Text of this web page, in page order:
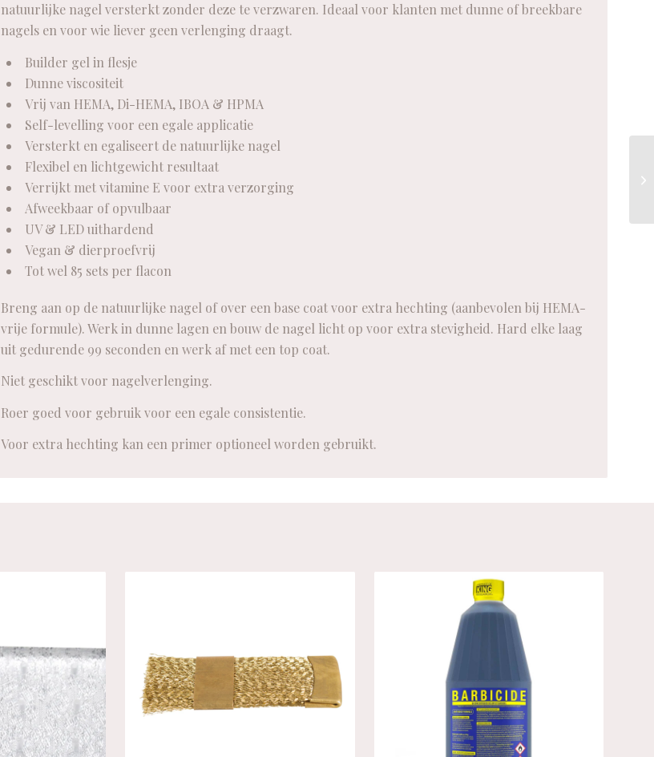
natuurlijke nagel versterkt zonder deze te verzwaren. Ideaal voor klanten met dunne of breekbare
nagels en voor wie liever geen verlenging draagt.
Builder gel in flesje
Dunne viscositeit
Vrij van HEMA, Di-HEMA, IBOA & HPMA
Self-levelling voor een egale applicatie
Versterkt en egaliseert de natuurlijke nagel
Flexibel en lichtgewicht resultaat
Verrijkt met vitamine E voor extra verzorging
Afweekbaar of opvulbaar
UV & LED uithardend
Vegan & dierproefvrij
Tot wel 85 sets per flacon
Breng aan op de natuurlijke nagel of over een base coat voor extra hechting (aanbevolen bij HEMA-
vrije formule). Werk in dunne lagen en bouw de nagel licht op voor extra stevigheid. Hard elke laag
uit gedurende 99 seconden en werk af met een top coat.
Niet geschikt voor nagelverlenging.
Roer goed voor gebruik voor een egale consistentie.
Voor extra hechting kan een primer optioneel worden gebruikt.